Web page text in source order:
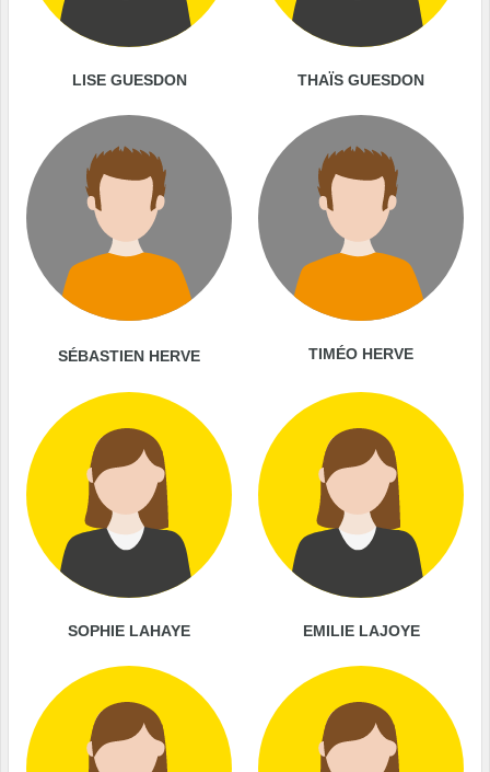
LISE GUESDON THAÏS GUESDON
SÉBASTIEN HERVE TIMÉO HERVE
SOPHIE LAHAYE EMILIE LAJOYE